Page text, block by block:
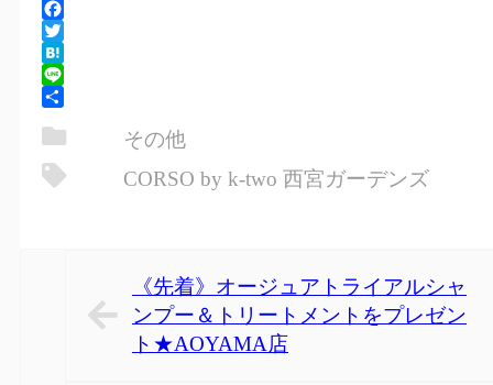
Facebook
Twitter
Hatena
Line
有
その他
CORSO by k-two 西宮ガーデンズ
《先着》オージュアトライアルシャ
ンプー＆トリートメントをプレゼン
ト★AOYAMA店